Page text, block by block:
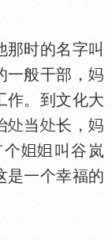
时的名字叫
般干部，
作。到文化大
当
长，
个
叫谷岚
是一个幸福的